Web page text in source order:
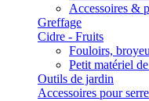
Accessoires &
Greffage
Cidre - Fruits
Fouloirs,
Petit matériel
Outils de jardin
Accessoires pour